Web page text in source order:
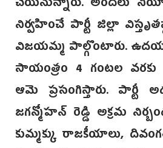
చేయనున్నారు. అందోలు
నిర్వహించే పార్టీ జిల్లా
విజయమ్మ పాల్గొంటారు.
సాయంత్రం 4 గంటల
ఆమె ప్రసంగిస్తారు. పార్టీ
జగన్మోహన్ రెడ్డి అక్రమ
కుమ్మక్కు రాజకీయాలు,